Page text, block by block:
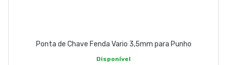
Ponta de Chave Fenda Vario 3,5mm para Punho
Disponível